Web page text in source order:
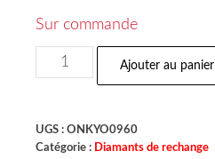
Sur commande
Ajouter au panier
UGS : ONKYO0960
Catégorie : Diamants de rechange